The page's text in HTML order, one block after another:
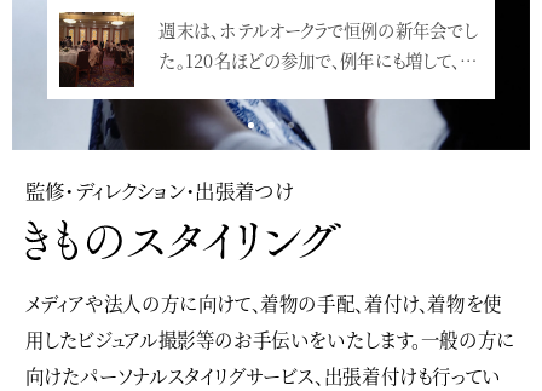
監修・ディレクション・出張着つけ
メディアや法人の方に向けて、着物の手配、着付け、着物を使
用したビジュアル撮影等のお手伝いをいたします。一般の方に
向けたパーソナルスタイリグサービス、出張着付けも行ってい
週末は、ホテルオークラで恒例の新年会でし
た。120名ほどの参加で、例年にも増して、…